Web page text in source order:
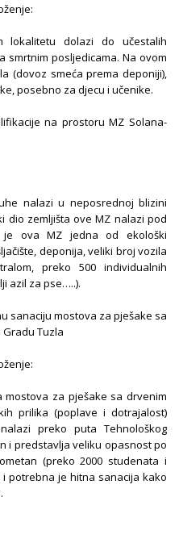
lokalitetu dolazi do učestalih
smrtnim posljedicama. Na ovom
(dovoz smeća prema deponiji),
posebno za djecu i učenike.
na prostoru MZ Solana-
nalazi u neposrednoj blizini
dio zemljišta ove MZ nalazi pod
je ova MZ jedna od ekološki
deponija, veliki broj vozila
preko 500 individualnih
azil za pse…..).
sanaciju mostova za pješake sa
Tuzla
za pješake sa drvenim
prilika (poplave i dotrajalost)
preko puta Tehnološkog
i predstavlja veliku opasnost po
(preko 2000 studenata i
potrebna je hitna sanacija kako